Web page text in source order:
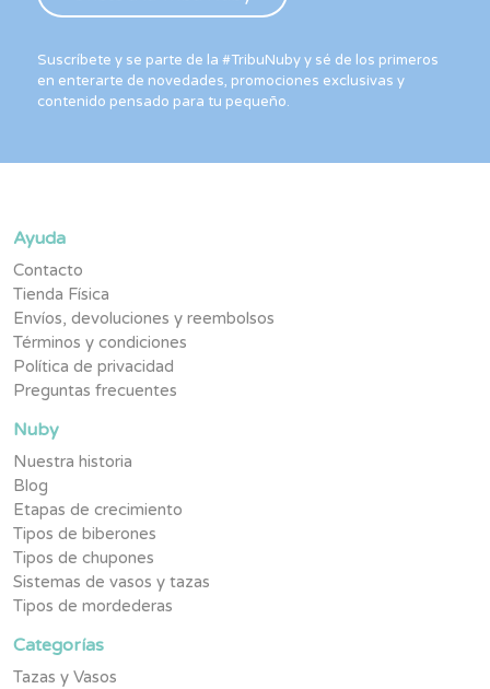
Suscríbete y se parte de la #TribuNuby y sé de los primeros
en enterarte de novedades, promociones exclusivas y
contenido pensado para tu pequeño.
Ayuda
Contacto
Tienda Física
Envíos, devoluciones y reembolsos
Términos y condiciones
Política de privacidad
Preguntas frecuentes
Nuby
Nuestra historia
Blog
Etapas de crecimiento
Tipos de biberones
Tipos de chupones
Sistemas de vasos y tazas
Tipos de mordederas
Categorías
Tazas y Vasos